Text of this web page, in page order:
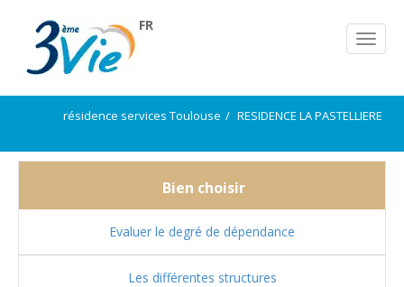
FR
résidence services Toulouse RESIDENCE LA PASTELLIERE
Bien choisir
Evaluer le degré de dépendance
Les différentes structures